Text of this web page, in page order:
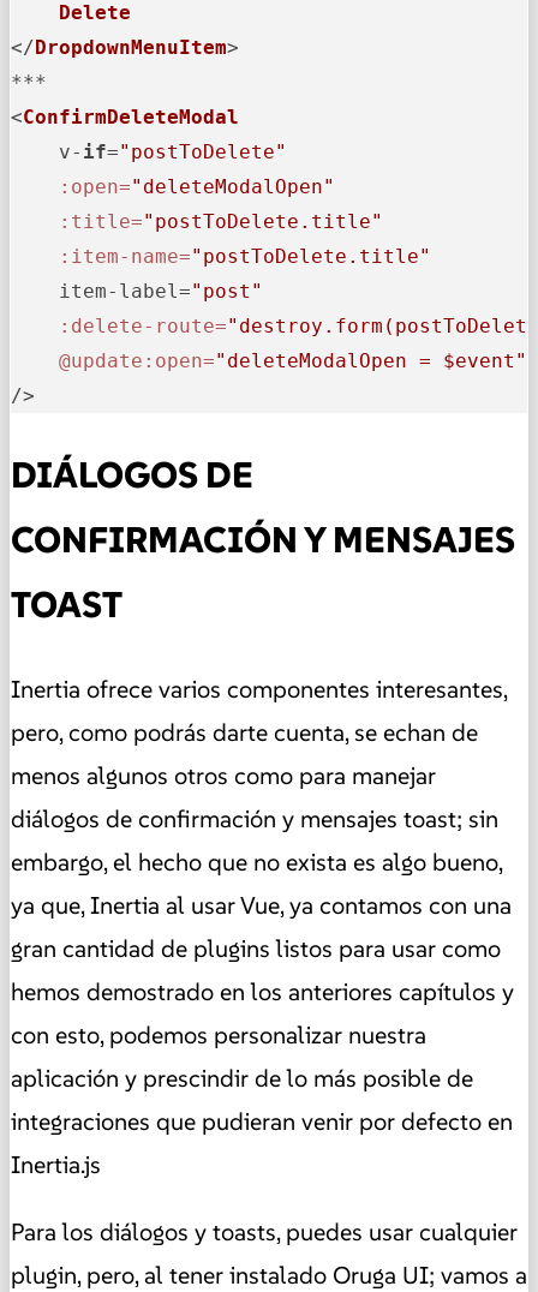
Delete
</DropdownMenuItem>
***
<ConfirmDeleteModal
    v-
if="postToDelete"
:open="deleteModalOpen"
:title="postToDelete.title"
:item-name="postToDelete.title"
    item-label=
"post"
:delete-route=
@update :open="deleteModalOpen = $event"
/>
DIÁLOGOS DE
CONFIRMACIÓN Y MENSAJES
TOAST
Inertia ofrece varios componentes interesantes,
pero, como podrás darte cuenta, se echan de
menos algunos otros como para manejar
diálogos de confirmación y mensajes toast; sin
embargo, el hecho que no exista es algo bueno,
ya que, Inertia al usar Vue, ya contamos con una
gran cantidad de plugins listos para usar como
hemos demostrado en los anteriores capítulos y
con esto, podemos personalizar nuestra
aplicación y prescindir de lo más posible de
integraciones que pudieran venir por defecto en
Inertia.js
Para los diálogos y toasts, puedes usar cualquier
plugin, pero, al tener instalado Oruga UI; vamos a